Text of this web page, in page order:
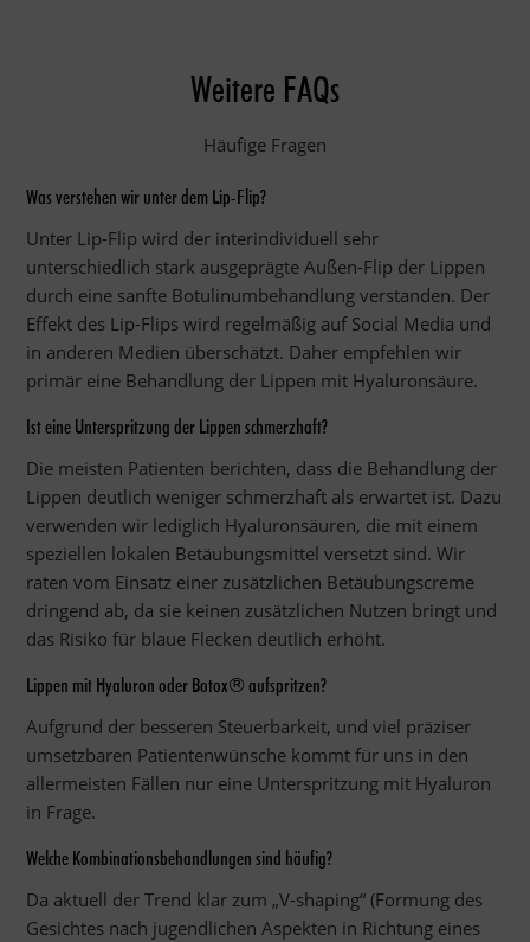
Weitere FAQs
Häufige Fragen
Was verstehen wir unter dem Lip-Flip?
Unter Lip-Flip wird der interindividuell sehr
unterschiedlich stark ausgeprägte Außen-Flip der Lippen
durch eine sanfte Botulinumbehandlung verstanden. Der
Effekt des Lip-Flips wird regelmäßig auf Social Media und
in anderen Medien überschätzt. Daher empfehlen wir
primär eine Behandlung der Lippen mit Hyaluronsäure.
Ist eine Unterspritzung der Lippen schmerzhaft?
Die meisten Patienten berichten, dass die Behandlung der
Lippen deutlich weniger schmerzhaft als erwartet ist. Dazu
verwenden wir lediglich Hyaluronsäuren, die mit einem
speziellen lokalen Betäubungsmittel versetzt sind. Wir
raten vom Einsatz einer zusätzlichen Betäubungscreme
dringend ab, da sie keinen zusätzlichen Nutzen bringt und
das Risiko für blaue Flecken deutlich erhöht.
Lippen mit Hyaluron oder Botox® aufspritzen?
Aufgrund der besseren Steuerbarkeit, und viel präziser
umsetzbaren Patientenwünsche kommt für uns in den
allermeisten Fällen nur eine Unterspritzung mit Hyaluron
in Frage.
Welche Kombinationsbehandlungen sind häufig?
Da aktuell der Trend klar zum „V-shaping“ (Formung des
Gesichtes nach jugendlichen Aspekten in Richtung eines